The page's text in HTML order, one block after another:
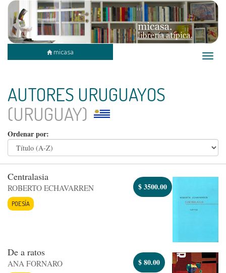
Toggle
micasa
AUTORES URUGUAYOS
(URUGUAY)
Ordenar por:
Centralasia
ROBERTO ECHAVARREN
POESÍA
$3500.00
De a ratos
ANA FORNARO $80.00